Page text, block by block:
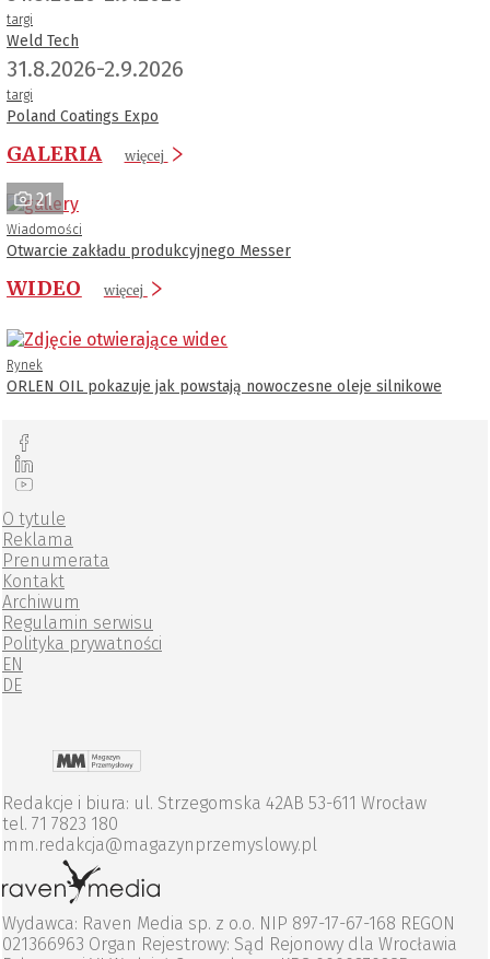
targi
Weld Tech
31.8.2026-2.9.2026
targi
Poland Coatings Expo
GALERIA więcej
21
Wiadomości
Otwarcie zakładu produkcyjnego Messer
WIDEO więcej
Rynek
ORLEN OIL pokazuje jak powstają nowoczesne oleje silnikowe
O tytule
Reklama
Prenumerata
Kontakt
Archiwum
Regulamin serwisu
Polityka prywatności
EN
DE
Redakcje i biura: ul. Strzegomska 42AB 53-611 Wrocław
tel. 71 7823 180
mm.redakcja@magazynprzemyslowy.pl
Wydawca: Raven Media sp. z o.o. NIP 897-17-67-168 REGON
021366963 Organ Rejestrowy: Sąd Rejonowy dla Wrocławia